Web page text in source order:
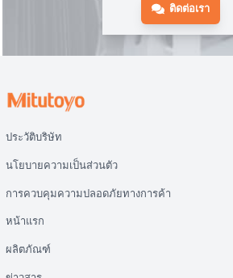
ติดต่อเรา
ประวัติบริษัท
นโยบายความเป็นส่วนตัว
การควบคุมความปลอดภัยทางการค้า
หน้าแรก
ผลิตภัณฑ์